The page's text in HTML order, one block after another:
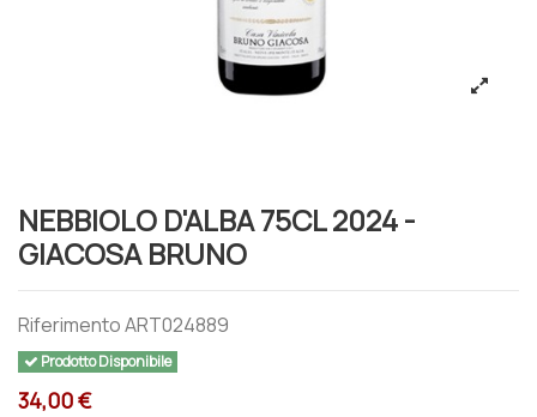
NEBBIOLO D'ALBA 75CL 2024 -
GIACOSA BRUNO
RiferimentoART024889
Prodotto Disponibile
34,00 €